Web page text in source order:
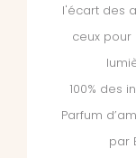
l'écart des
ceux pour
100% des
Parfum
par